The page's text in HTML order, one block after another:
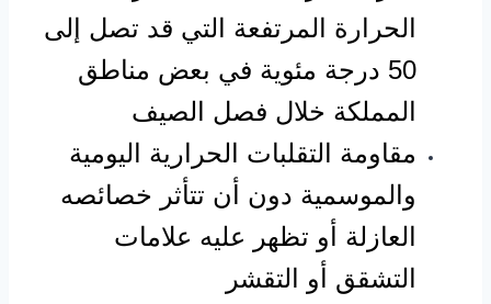
الحرارة المرتفعة التي قد تصل إلى
50 درجة مئوية في بعض مناطق
المملكة خلال فصل الصيف
مقاومة التقلبات الحرارية اليومية
والموسمية دون أن تتأثر خصائصه
العازلة أو تظهر عليه علامات
التشقق أو التقشر